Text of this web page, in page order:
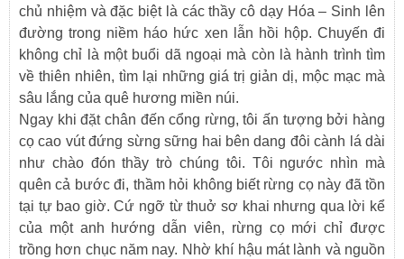
chủ nhiệm và đặc biệt là các thầy cô dạy Hóa – Sinh lên
đường trong niềm háo hức xen lẫn hồi hộp. Chuyến đi
không chỉ là một buổi dã ngoại mà còn là hành trình tìm
về thiên nhiên, tìm lại những giá trị giản dị, mộc mạc mà
sâu lắng của quê hương miền núi.
Ngay khi đặt chân đến cổng rừng, tôi ấn tượng bởi hàng
cọ cao vút đứng sừng sững hai bên dang đôi cành lá dài
như chào đón thầy trò chúng tôi. Tôi ngước nhìn mà
quên cả bước đi, thầm hỏi không biết rừng cọ này đã tồn
tại tự bao giờ. Cứ ngỡ từ thuở sơ khai nhưng qua lời kể
của một anh hướng dẫn viên, rừng cọ mới chỉ được
trồng hơn chục năm nay. Nhờ khí hậu mát lành và nguồn